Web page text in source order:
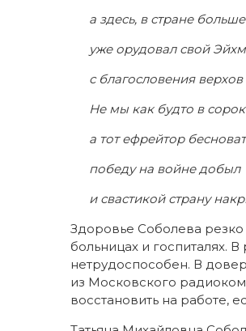
а здесь, в стране
уже орудовал свой
с благословения верхов
Не мы как будто в
а тот ефрейтор
победу на войне добыл
и свастикой страну
Здоровье Соболева
больницах и госпиталях.
нетрудоспособен. В
из Московского
восстановить на работе,